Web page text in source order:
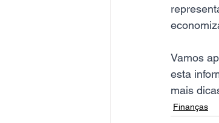
Vamos
esta
mais
Finanças